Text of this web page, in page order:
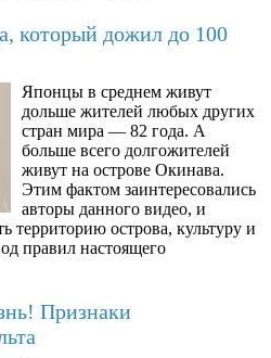
который дожил до 100
Японцы в среднем живут
дольше жителей любых других
стран мира — 82 года. А
больше всего долгожителей
живут на острове Окинава.
Этим фактом заинтересовались
авторы данного видео, и
территорию острова, культуру и
правил настоящего
Признаки